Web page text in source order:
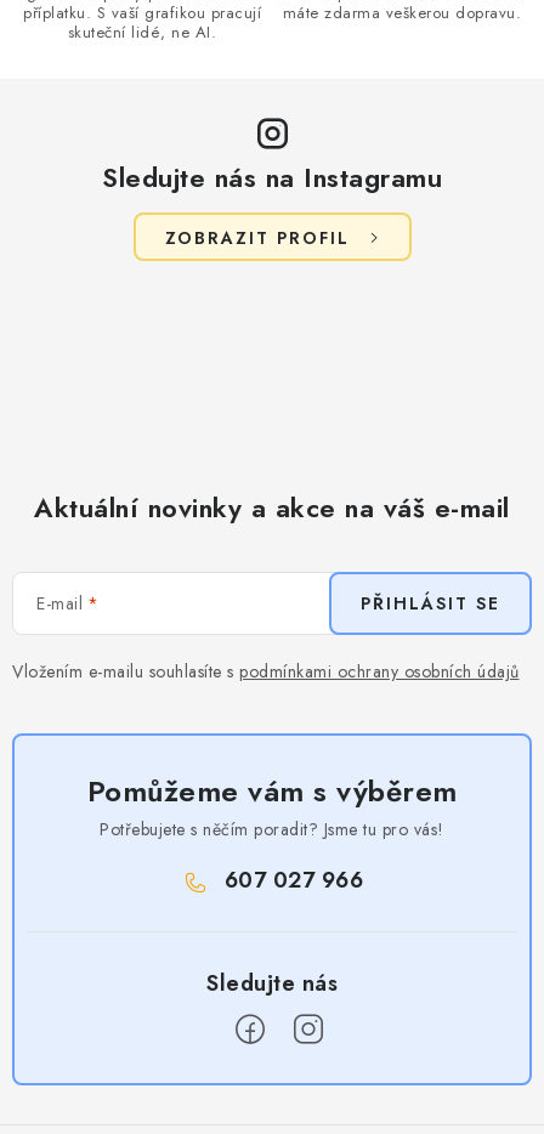
příplatku. S vaší grafikou pracují
skuteční lidé, ne AI.
máte zdarma veškerou dopravu.
Sledujte nás na Instagramu
ZOBRAZIT PROFIL
Aktuální novinky a akce na váš e-mail
E-mail
Vložením e-mailu souhlasíte s podmínkami ochrany osobních údajů
PŘIHLÁSIT SE
Pomůžeme vám s výběrem
Potřebujete s něčím poradit? Jsme tu pro vás!
607 027 966